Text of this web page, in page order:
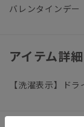
バレンタインデー
アイテム詳細
【洗濯表示】ド